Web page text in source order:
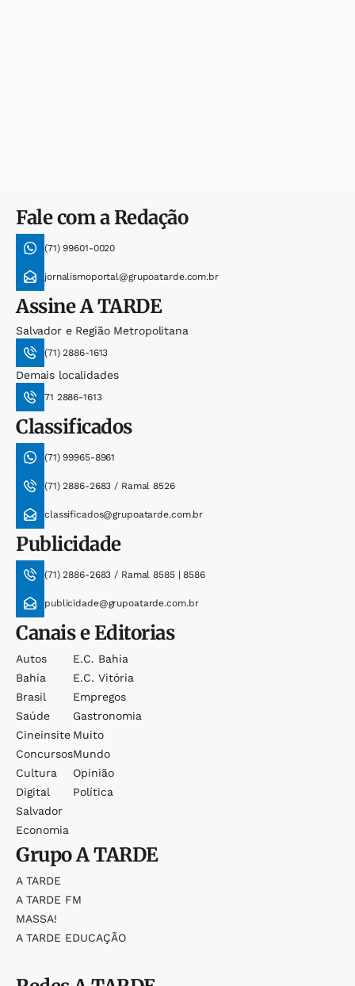
Fale com a Redação
(71) 99601-0020
jornalismoportal@grupoatarde.com.br
AssineA TARDE
Salvador e Região Metropolitana
(71) 2886-1613
Demais localidades
71 2886-1613
Classificados
(71) 99965-8961
(71) 2886-2683 / Ramal 8526
classificados@grupoatarde.com.br
Publicidade
(71) 2886-2683 / Ramal 8585 | 8586
publicidade@grupoatarde.com.br
Canais e Editorias
Autos
Bahia
Brasil
Saúde
Cineinsite
Concursos
Cultura
Digital
Salvador
Economia
E.c. Bahia
E.c. Vitória
Empregos
Gastronomia
Muito
Mundo
Opinião
Política
GrupoA TARDE
A TARDE
A TARDE FM
MASSA!
A TARDE EDUCAÇÃO